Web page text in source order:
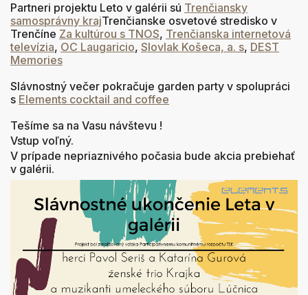
Partneri projektu Leto v galérii sú Trenčiansky
samosprávny krajTrenčianske osvetové stredisko v
Trenčíne Za kultúrou s TNOS, Trenčianska internetová
televízia, OC Laugaricio, Slovlak Košeca, a. s, DEST
Memories
Slávnostný večer pokračuje garden party v spolupráci
s Elements cocktail and coffee
Tešíme sa na Vasu návštevu !
Vstup voľný.
V prípade nepriaznivého počasia bude akcia prebiehať
v galérii.